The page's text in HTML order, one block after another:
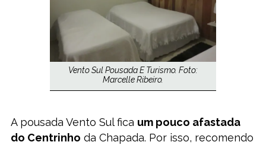
Vento Sul Pousada E Turismo. Foto:
Marcelle Ribeiro.
A pousada Vento Sul fica um pouco afastada
do Centrinho da Chapada. Por isso, recomendo